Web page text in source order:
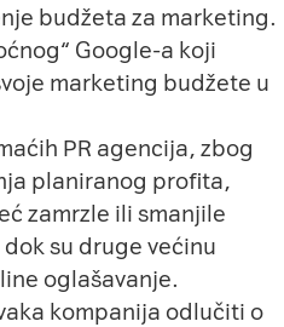
budžeta za marketing.
Google-a koji
marketing budžete u
PR agencija, zbog
planiranog profita,
zamrzle ili smanjile
su druge većinu
oglašavanje.
kompanija odlučiti o